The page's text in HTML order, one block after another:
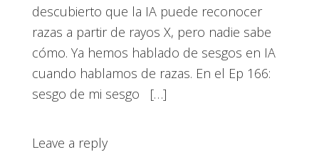
descubierto que la IA puede reconocer
razas a partir de rayos X, pero nadie sabe
cómo. Ya hemos hablado de sesgos en IA
cuando hablamos de razas. En el Ep 166:
sesgo de mi sesgo […]
Leave a reply